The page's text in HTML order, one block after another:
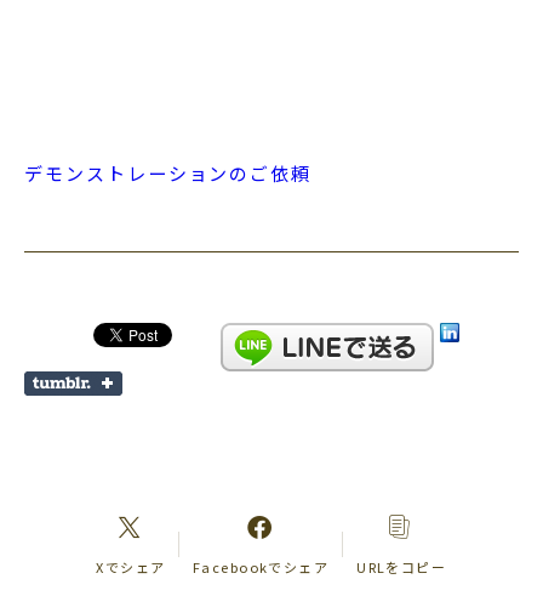
デモンストレーションのご依頼
Xでシェア Facebookでシェア URLをコピー